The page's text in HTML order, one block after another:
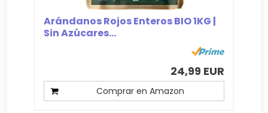
Arándanos Rojos Enteros BIO 1KG |
Sin Azúcares...
24,99 EUR
Comprar en Amazon